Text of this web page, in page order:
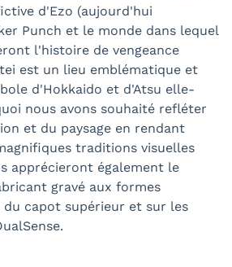
d'Ezo (aujourd'hui
Punch et le monde dans lequel
l'histoire de vengeance
est un lieu emblématique et
d'Hokkaido et d'Atsu elle-
nous avons souhaité refléter
et du paysage en rendant
traditions visuelles
apprécieront également le
gravé aux formes
du capot supérieur et sur les